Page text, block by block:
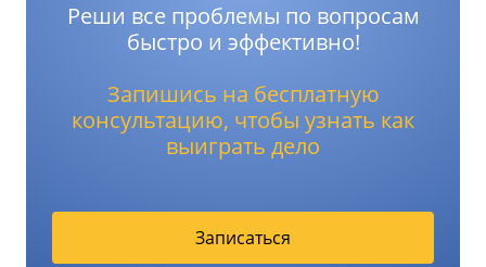
Реши все проблемы по вопросам
быстро и эффективно!
Запишись на бесплатную
консультацию, чтобы узнать как
выиграть дело
Записаться